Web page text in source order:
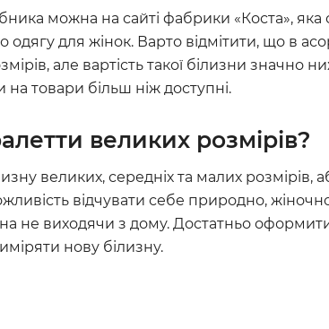
можна на сайті фабрики «Коста», яка
одягу для жінок. Варто відмітити, що в
але вартість такої білизни значно
товари більш ніж доступні.
великих розмірів?
великих, середніх та малих розмірів,
відчувати себе природно,
не виходячи з дому. Достатньо оформити
нову білизну.